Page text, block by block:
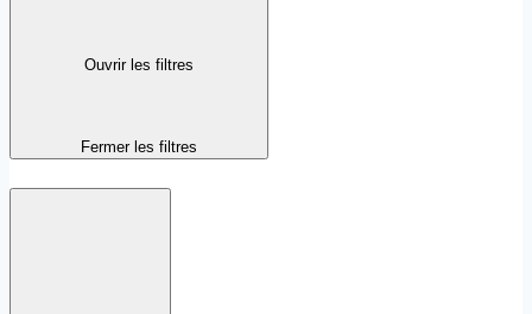
Ouvrir les filtres
Fermer les filtres